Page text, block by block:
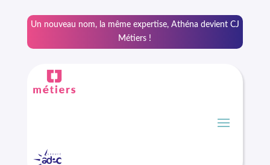
Un nouveau nom, la même expertise, Athéna devient CJ
Métiers !